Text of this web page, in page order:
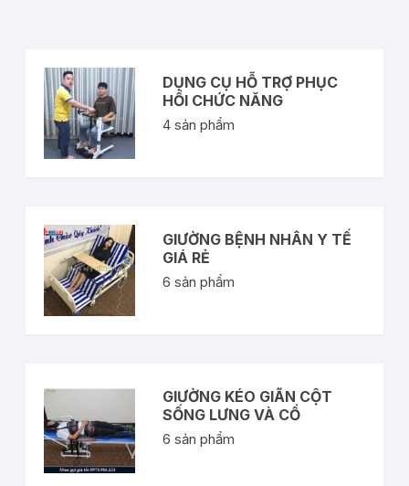
DỤNG CỤ HỖ TRỢ PHỤC
HỒI CHỨC NĂNG
4 sản phẩm
GIƯỜNG BỆNH NHÂN Y TẾ
GIÁ RẺ
6 sản phẩm
GIƯỜNG KÉO GIÃN CỘT
SỐNG LƯNG VÀ CỔ
6 sản phẩm